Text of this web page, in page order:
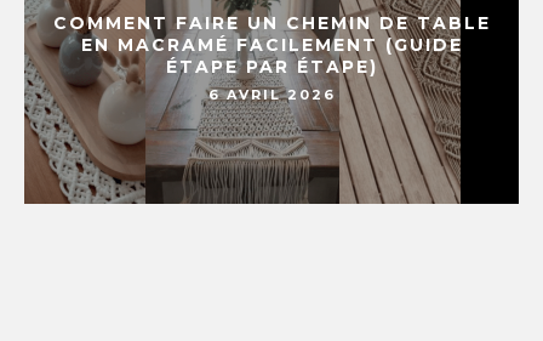
COMMENT FAIRE UN CHEMIN DE TABLE
EN MACRAMÉ FACILEMENT (GUIDE
ÉTAPE PAR ÉTAPE)
6 AVRIL 2026